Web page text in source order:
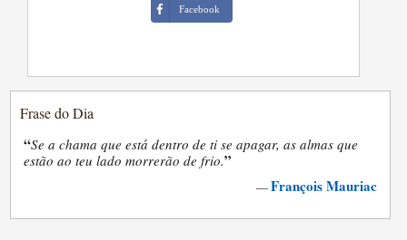
Facebook
Frase do Dia
“Se a chama que está dentro de ti se apagar, as almas que
estão ao teu lado morrerão de frio.”
—François Mauriac